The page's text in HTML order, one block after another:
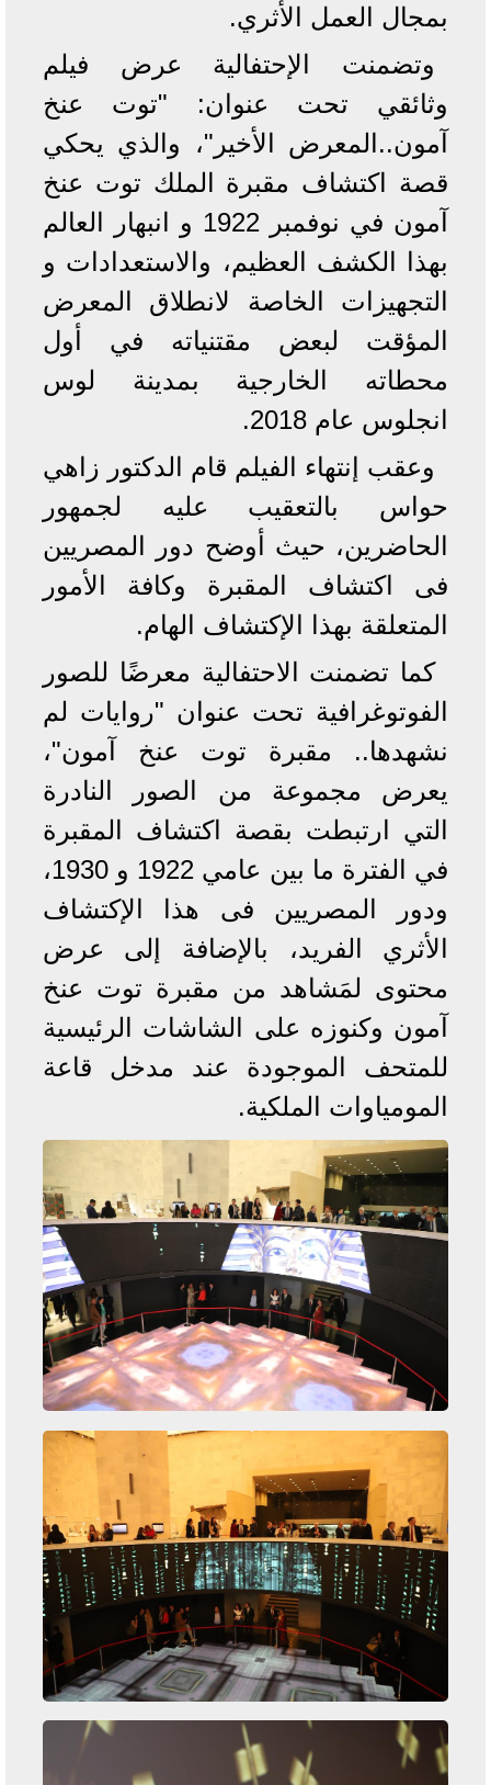
بمجال العمل الأثري.
وتضمنت الإحتفالية عرض فيلم
وثائقي تحت عنوان: "توت عنخ
آمون..المعرض الأخير"، والذي يحكي
قصة اكتشاف مقبرة الملك توت عنخ
آمون في نوفمبر 1922 و انبهار العالم
بهذا الكشف العظيم، والاستعدادات و
التجهيزات الخاصة لانطلاق المعرض
المؤقت لبعض مقتنياته في أول
محطاته الخارجية بمدينة لوس
انجلوس عام 2018.
وعقب إنتهاء الفيلم قام الدكتور زاهي
حواس بالتعقيب عليه لجمهور
الحاضرين، حيث أوضح دور المصريين
فى اكتشاف المقبرة وكافة الأمور
المتعلقة بهذا الإكتشاف الهام.
كما تضمنت الاحتفالية معرضًا للصور
الفوتوغرافية تحت عنوان "روايات لم
نشهدها.. مقبرة توت عنخ آمون"،
يعرض مجموعة من الصور النادرة
التي ارتبطت بقصة اكتشاف المقبرة
في الفترة ما بين عامي 1922 و 1930،
ودور المصريين فى هذا الإكتشاف
الأثري الفريد، بالإضافة إلى عرض
محتوى لمَشاهد من مقبرة توت عنخ
آمون وكنوزه على الشاشات الرئيسية
للمتحف الموجودة عند مدخل قاعة
المومياوات الملكية.